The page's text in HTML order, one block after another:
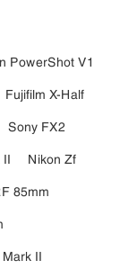
PowerShot V1
Fujifilm X-Half
Sony FX2
Nikon Zf
85mm
II